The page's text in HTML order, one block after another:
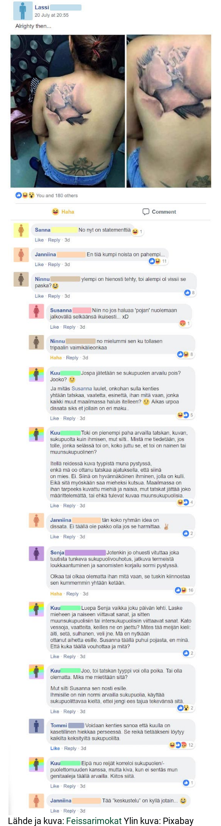
Lähde ja kuva: FeissarimokatYlin kuva: Pixabay